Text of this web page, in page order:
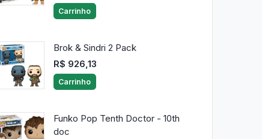
Carrinho
Brok & Sindri 2 Pack
R$ 926,13
Carrinho
Funko Pop Tenth Doctor - 10th
doc